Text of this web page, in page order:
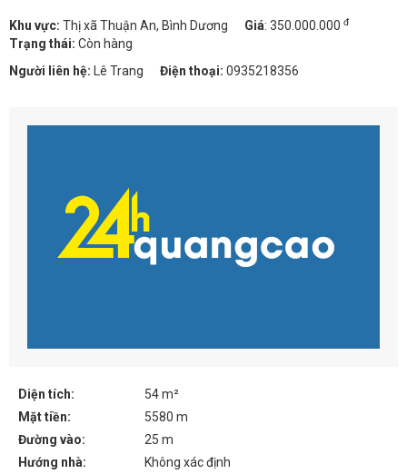
Khu vực: Thị xã Thuận An, Bình Dương Giá: 350.000.000 đ
Trạng thái: Còn hàng
Người liên hệ: Lê Trang Điện thoại: 0935218356
Diện tích:
54 m²
Mặt tiền:
5580 m
Đường vào:
25 m
Hướng nhà:
Không xác định